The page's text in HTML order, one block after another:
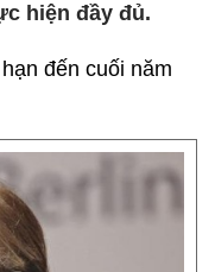
hiện đầy đủ.
đến cuối năm